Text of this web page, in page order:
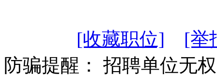
[收藏职位]
[举
防骗提醒： 招聘单位无